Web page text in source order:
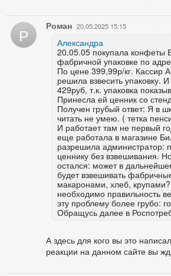
Р Роман 20.05.2025 15:15
Александра
20.05.05 покупала конфеты
фабричной упаковке по
По цене 399,99р/кг. Кассир
решила взвесить упаковку.
429руб, т.к. упаковка
Принесла ей ценник со
Получен грубый ответ: Я в
читать не умею. ( тетка
И работает там не первый
еще работала в магазине
разрешила администратор:
ценнику без взвешивания.
остался: может в
будет взвешивать
макаронами, хлеб,
необходимо правильность
эту проблему более грубо:
Обращусь далее в
А здесь для кого вы это
реакции на данном сайте вы